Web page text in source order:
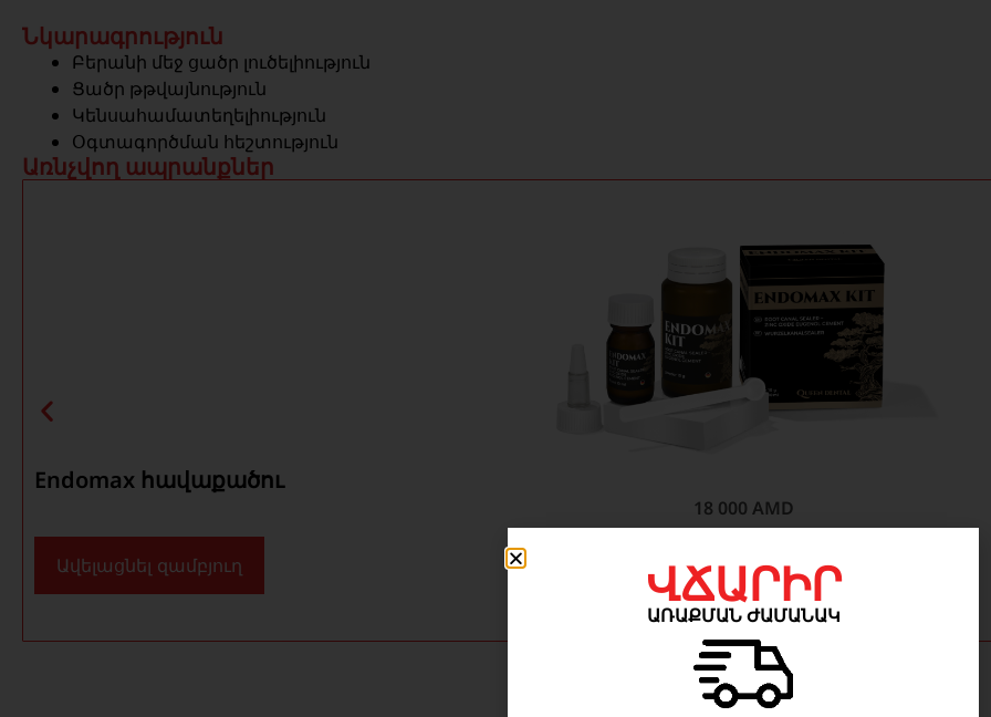
Նկարագրություն
Բերանի մեջ ցածր լուծելիություն
Ցածր թթվայնություն
Կենսահամատեղելիություն
Օգտագործման հեշտություն
Առնչվող ապրանքներ
Endomax հավաքածու
18 000 AMD
Ավելացնել զամբյուղ ՎՃԱՐԻՐ
ԱՌԱՔՄԱՆ ԺԱՄԱՆԱԿ